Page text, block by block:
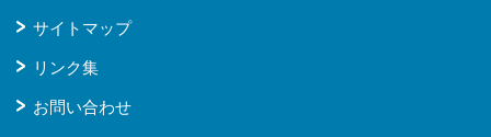
サイトマップ
リンク集
お問い合わせ